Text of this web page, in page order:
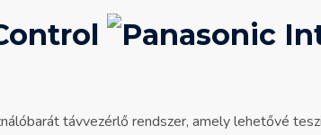
távvezérlő rendszer, amely lehetővé